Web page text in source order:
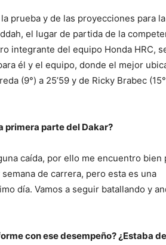
prueba y de las proyecciones para la
el lugar de partida de la
integrante del equipo Honda HRC,
él y el equipo, donde el mejor
(9°) a 25’59 y de Ricky Brabec
primera parte del Dakar?
caída, por ello me encuentro bien
de carrera, pero esta es una
día. Vamos a seguir batallando y
con ese desempeño? ¿Estaba